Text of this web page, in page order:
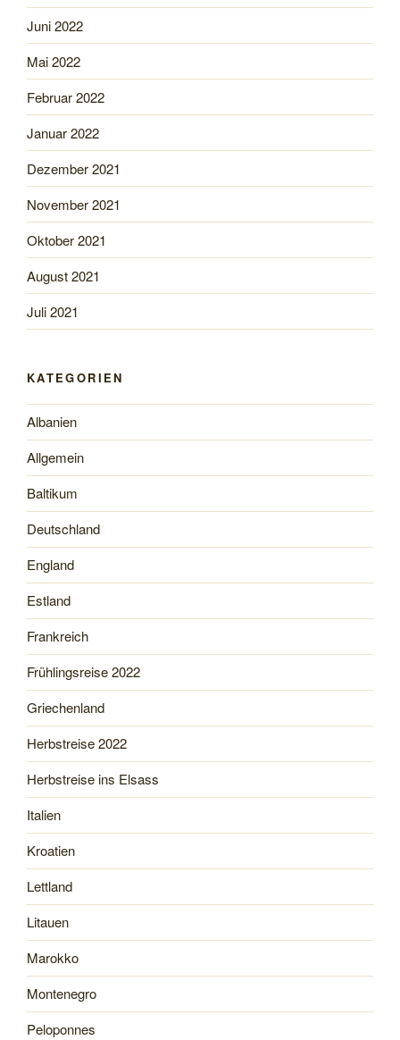
Juni 2022
Mai 2022
Februar 2022
Januar 2022
Dezember 2021
November 2021
Oktober 2021
August 2021
Juli 2021
KATEGORIEN
Albanien
Allgemein
Baltikum
Deutschland
England
Estland
Frankreich
Frühlingsreise 2022
Griechenland
Herbstreise 2022
Herbstreise ins Elsass
Italien
Kroatien
Lettland
Litauen
Marokko
Montenegro
Peloponnes